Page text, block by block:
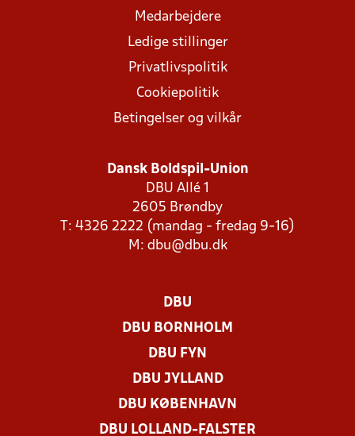
Medarbejdere
Ledige stillinger
Privatlivspolitik
Cookiepolitik
Betingelser og vilkår
Dansk Boldspil-Union
DBU Allé 1
2605 Brøndby
T: 4326 2222 (mandag - fredag 9-16)
M: dbu@dbu.dk
DBU
DBU BORNHOLM
DBU FYN
DBU JYLLAND
DBU KØBENHAVN
DBU LOLLAND-FALSTER